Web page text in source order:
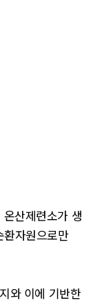
산제련소가 생
자원으로만
와 이에 기반한